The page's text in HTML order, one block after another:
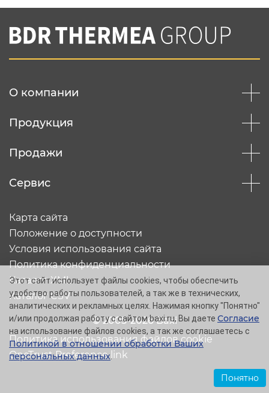
Вы соглашаетесь с нашей политикой
конфеденциальности
О компании
Продукция
Продажи
Сервис
© 2005-2026 Baxi
Карта сайта
Положение о доступности
Условия использования сайта
Политика конфиденциальности
Каталог XML
Каталог CSV
Политика использования файлов cookie
OneTrust Preference link
Этот сайт использует файлы cookies, чтобы обеспечить
удобство работы пользователей, а так же в технических,
аналитических и рекламных целях. Нажимая кнопку "Понятно"
и/или продолжая работу с сайтом baxi.ru, Вы даете Согласие
на использование файлов cookies, а так же соглашаетесь с
Политикой в отношении обработки Ваших
персональных данных.
Понятно